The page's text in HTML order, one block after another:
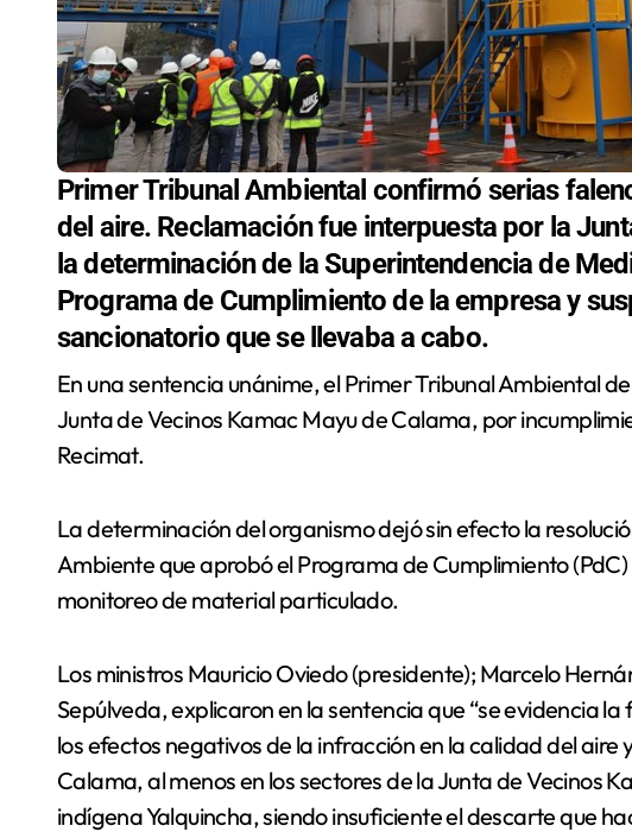
Primer Tribunal Ambiental confirmó serias
del aire. Reclamación fue interpuesta por la
la determinación de la Superintendencia de
Programa de Cumplimiento de la empresa y
sancionatorio que se llevaba a cabo.
En una sentencia unánime, el Primer Tribunal Ambiental de Antofagasta acogió la reclamación de la
Junta de Vecinos Kamac Mayu de Calama, por
Recimat.
La determinación del organismo dejó sin efecto la
Ambiente que aprobó el Programa de Cumplimiento
monitoreo de material particulado.
Los ministros Mauricio Oviedo (presidente); Marcelo
Sepúlveda, explicaron en la sentencia que “se evidencia
los efectos negativos de la infracción en la calidad del aire
Calama, al menos en los sectores de la Junta de Vecinos
indígena Yalquincha, siendo insuficiente el descarte que